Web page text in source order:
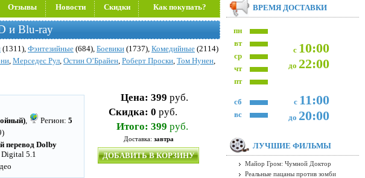
Отзывы Новости Скидки Как покупать?
и Blu-ray
(1311), Фэнтезийные (684), Боевики (1737), Комедийные (2114)
, Мерседес Рул, Остин О’Брайен, Роберт Проски, Том Нунен,
, Регион: 5
перевод Dolby
Digital 5.1
Цена: 399 руб.
Скидка: 0 руб.
Итого: 399 руб.
Доставка: завтра
ДОБАВИТЬ В КОРЗИНУ
ВРЕМЯ ДОСТАВКИ
пн
с 10:00
до 22:00
вт
ср
чт
пт
с 11:00
до 20:00
сб
вс
ЛУЧШИЕ ФИЛЬМЫ
Майор Гром: Чумной Доктор
Реальные пацаны против зомби